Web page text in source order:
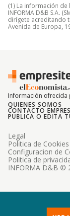
(1) La información
INFORMA D&B S.A.
dirígete acreditando
Avenida de Europa,
Información ofrecida
QUIENES SOMOS
CONTACTO
PUBLICA O EDITA
INFORMA D&B ©
Legal
Politica de Cookies
Configuracion de
Politica de